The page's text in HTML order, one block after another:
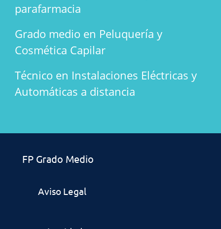
parafarmacia
Grado medio en Peluquería y
Cosmética Capilar
Técnico en Instalaciones Eléctricas y
Automáticas a distancia
FP Grado Medio
Aviso Legal